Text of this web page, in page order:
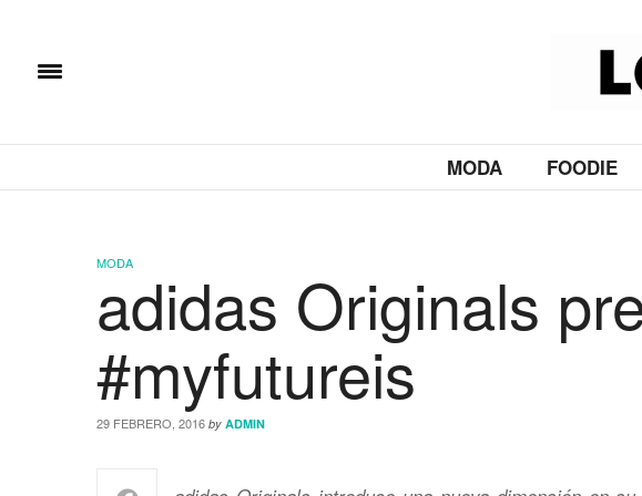
MODA FOODIE
MODA
adidas Originals
#myfutureis
29 FEBRERO, 2016 by ADMIN